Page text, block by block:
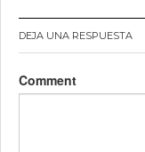
DEJA UNA RESPUESTA
Comment